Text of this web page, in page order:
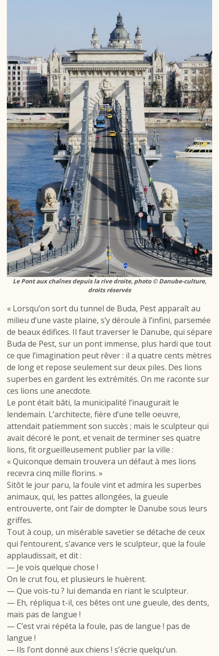
Le Pont aux chaînes depuis la rive droite, photo © Danube-culture,
droits réservés
« Lorsqu’on sort du tunnel de Buda, Pest apparaît au
milieu d’une vaste plaine, s’y déroule à l’infini, parsemée
de beaux édifices. Il faut traverser le Danube, qui sépare
Buda de Pest, sur un pont immense, plus hardi que tout
ce que l’imagination peut rêver : il a quatre cents mètres
de long et repose seulement sur deux piles. Des lions
superbes en gardent les extrémités. On me raconte sur
ces lions une anecdote.
Le pont était bâti, la municipalité l’inaugurait le
lendemain. L’architecte, fière d’une telle oeuvre,
attendait patiemment son succès ; mais le sculpteur qui
avait décoré le pont, et venait de terminer ses quatre
lions, fit orgueilleusement publier par la ville :
« Quiconque demain trouvera un défaut à mes lions
recevra cinq mille florins. »
Sitôt le jour paru, la foule vint et admira les superbes
animaux, qui, les pattes allongées, la gueule
entrouverte, ont l’air de dompter le Danube sous leurs
griffes.
Tout à coup, un misérable savetier se détache de ceux
qui l’entourent, s’avance vers le sculpteur, que la foule
applaudissait, et dit :
— Je vois quelque chose !
On le crut fou, et plusieurs le huèrent.
— Que vois-tu ? lui demanda en riant le sculpteur.
— Eh, répliqua t-il, ces bêtes ont une gueule, des dents,
mais pas de langue !
— C’est vrai répéta la foule, pas de langue ! pas de
langue !
— Ils l’ont donné aux chiens ! s’écrie quelqu’un.